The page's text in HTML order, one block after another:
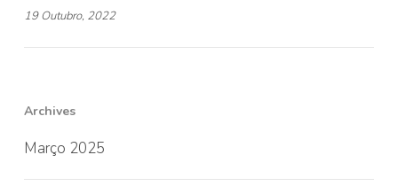
19 Outubro, 2022
Archives
Março 2025